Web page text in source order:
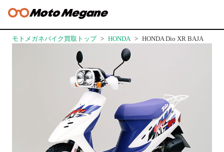
モトメガネバイク買取トップ HONDA HONDA Dio XR BAJA